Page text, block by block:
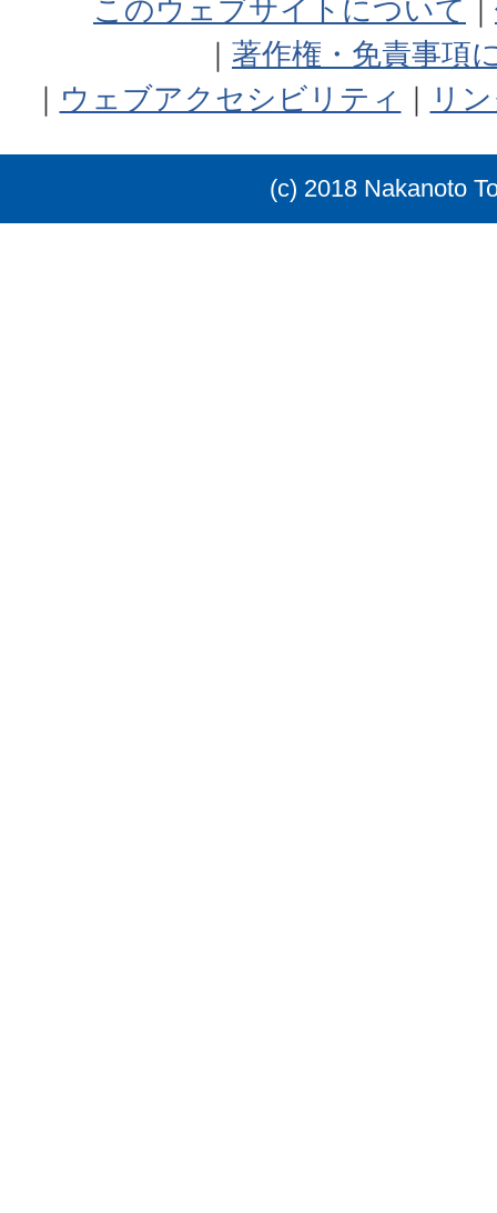
このウェブサイトについて
著作権・免責事項
ウェブアクセシビリティ
リ
(c) 2018 Nakanoto